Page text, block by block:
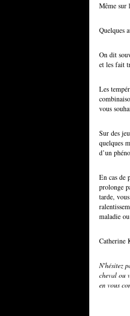
Même sur
Quelques
On dit
et les fait
Les
vous
Sur des
quelques
d’un
En cas de
prolonge
tarde,
maladie
Catherine
N'hésitez
cheval ou
en vous